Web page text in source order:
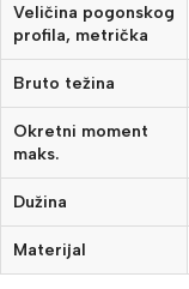
Veličina pogonskog
profila, metrička
Bruto težina
Okretni moment
maks.
Dužina
Materijal